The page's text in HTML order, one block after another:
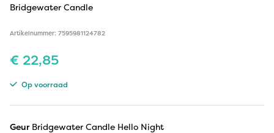
Bridgewater Candle
Artikelnummer: 7595981124782
€ 22,85
Op voorraad
Geur Bridgewater Candle Hello Night